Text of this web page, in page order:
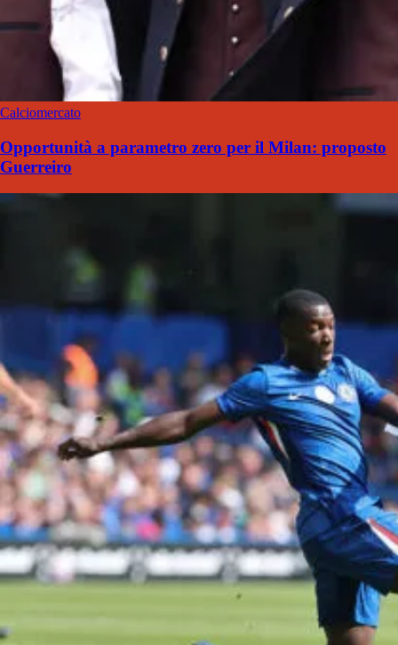
Calciomercato
Opportunità a parametro zero per il Milan: proposto
Guerreiro